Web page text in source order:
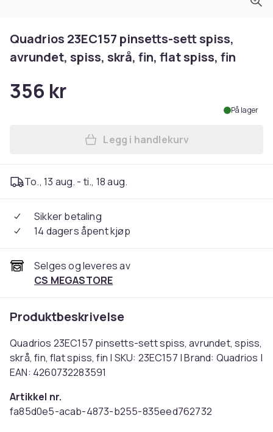
Quadrios 23EC157 pinsetts-sett spiss,
avrundet, spiss, skrå, fin, flat spiss, fin
356 kr
På lager
Legg Quadrios 23EC157
Legg i handlekurv
To., 13 aug. - ti., 18 aug.
Sikker betaling
14 dagers åpent kjøp
Selges og leveres av
CS MEGASTORE
Produktbeskrivelse
Quadrios 23EC157 pinsetts-sett spiss, avrundet, spiss,
skrå, fin, flat spiss, fin | SKU: 23EC157 | Brand: Quadrios |
EAN: 4260732283591
Artikkel nr.
fa85d0e5-acab-4873-b255-835eed762732